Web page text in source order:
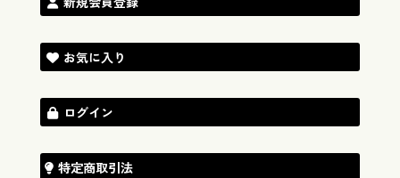
お気に入り
ログイン
特定商取引法